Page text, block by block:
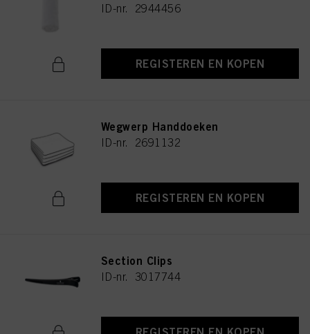
ID-nr. 2944456
REGISTEREN EN KOPEN
Wegwerp Handdoeken
ID-nr. 2691132
REGISTEREN EN KOPEN
Section Clips
ID-nr. 3017744